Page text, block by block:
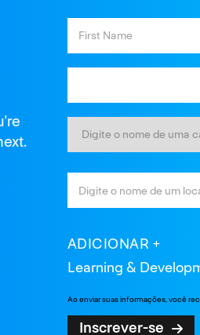
ADICIONAR
Learning &
Ao enviar suas informações, você
Inscrever-se